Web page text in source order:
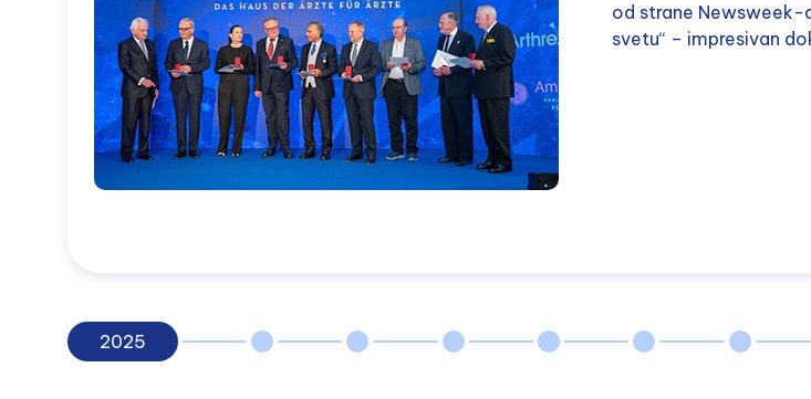
od strane Newsweek-
svetu“ – impresivan
2025